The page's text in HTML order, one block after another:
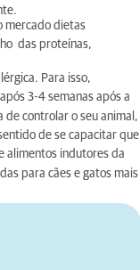
mercado dietas
das proteínas,
Para isso,
3-4 semanas após a
de controlar o seu animal,
de se capacitar que
alimentos indutores da
para cães e gatos mais